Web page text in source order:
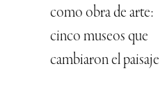
como obra de arte:
cinco museos que
cambiaron el paisaje